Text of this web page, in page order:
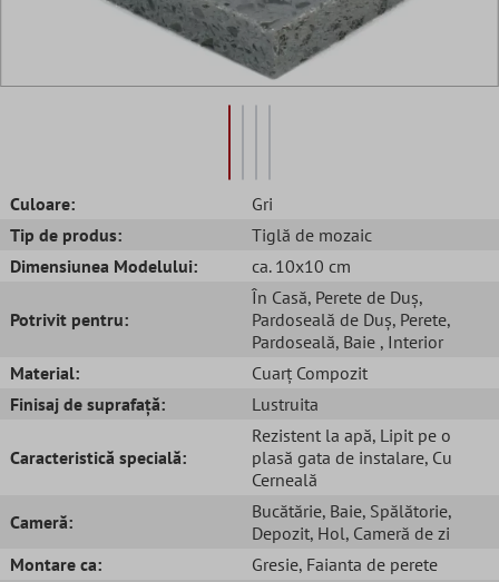
Culoare:
Gri
Tip de produs:
Tiglă de mozaic
Dimensiunea Modelului:
ca. 10x10 cm
Potrivit pentru:
În Casă, Perete de Duș,
Pardoseală de Duș, Perete,
Pardoseală, Baie , Interior
Material:
Cuarț Compozit
Finisaj de suprafață:
Lustruita
Caracteristică specială:
Rezistent la apă, Lipit pe o
plasă gata de instalare, Cu
Cerneală
Cameră:
Bucătărie, Baie, Spălătorie,
Depozit, Hol, Cameră de zi
Montare ca:
Gresie, Faianta de perete